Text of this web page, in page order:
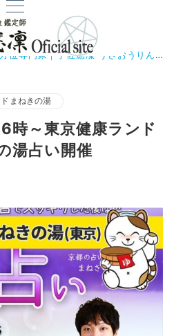
奇門遁甲・九星気学による吉方位専門家｜宇佐應凜 うさおうりん
まねきの湯
～東京健康ランド
湯占い開催